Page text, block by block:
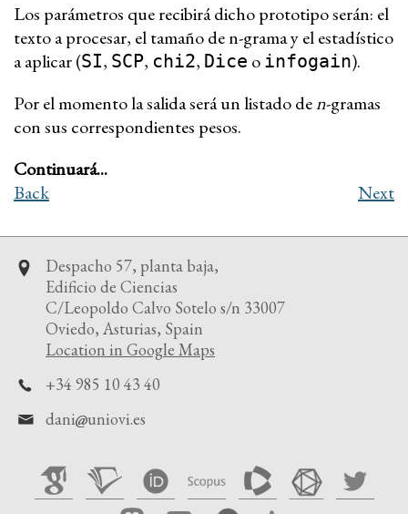
Los parámetros que recibirá dicho prototipo serán: el
texto a procesar, el tamaño de n-grama y el estadístico
a aplicar (SI, SCP, chi2, Dice o infogain).
Por el momento la salida será un listado den-gramas
con sus correspondientes pesos.
Continuará...
Back
Next
Despacho 57, planta baja,
Edificio de Ciencias
C/Leopoldo Calvo Sotelo s/n 33007
Oviedo, Asturias, Spain
Location in Google Maps
+34 985 10 43 40
dani
uniovi.es